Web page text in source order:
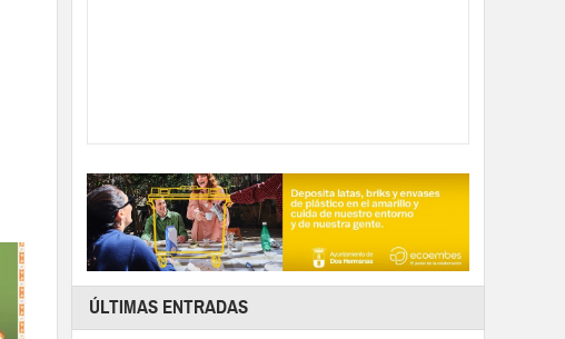
ÚLTIMAS ENTRADAS